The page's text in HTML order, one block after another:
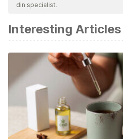
din specialist.
Interesting Articles